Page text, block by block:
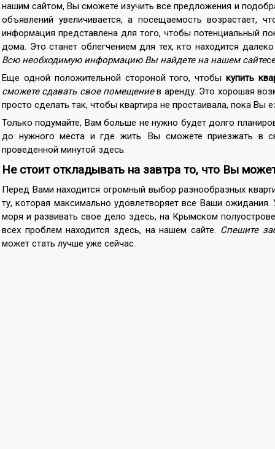
нашим сайтом, Вы сможете изучить все предложения и
объявлений увеличивается, а посещаемость возрастает,
информация представлена для того, чтобы потенциальный
дома. Это станет облегчением для тех, кто находится
Всю необходимую информацию Вы найдете на нашем сайте
Еще одной положительной стороной того, чтобыкупить
сможете сдавать свое помещениев аренду. Это хорошая
просто сделать так, чтобы квартира не простаивала, пока Вы
Только подумайте, Вам больше не нужно будет долго
до нужного места и где жить. Вы сможете приезжать в
проведенной минутой здесь.
Не стоит откладывать на завтра то, что Вы
Перед Вами находится огромный выбор разнообразных
ту, которая максимально удовлетворяет все Ваши
моря и развивать свое дело здесь, на Крымском
всех проблем находится здесь, на нашем сайте. Спешите
может стать лучше уже сейчас.